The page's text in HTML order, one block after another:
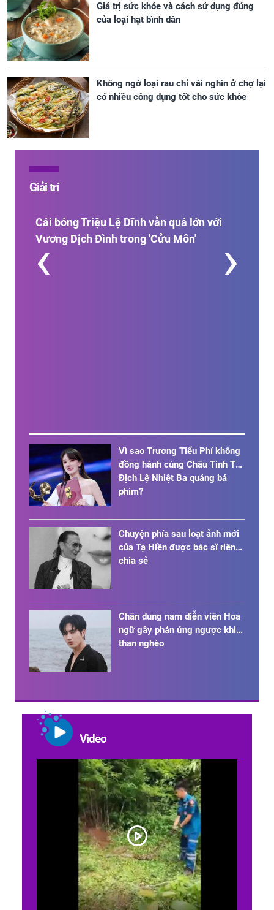
Giá trị sức khỏe và cách sử dụng đúng
của loại hạt bình dân
Không ngờ loại rau chỉ vài nghìn ở chợ lại
có nhiều công dụng tốt cho sức khỏe
Giải trí
Cái bóng Triệu Lệ Dĩnh vẫn quá lớn với
Vương Dịch Đình trong 'Cửu Môn'
‹ ›
Vì sao Trương Tiểu Phỉ không
đồng hành cùng Châu Tinh Trì,
Địch Lệ Nhiệt Ba quảng bá
phim?
Chuyện phía sau loạt ảnh mới
của Tạ Hiền được bác sĩ riêng
chia sẻ
Chân dung nam diễn viên Hoa
ngữ gây phản ứng ngược khi
than nghèo
Video